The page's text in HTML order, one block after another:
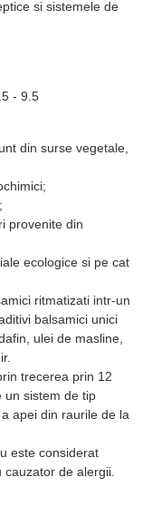
si sistemele de
- 9.5
din surse vegetale,
provenite din
ecologice si pe cat
ritmatizati intr-un
balsamici unici
ulei de masline,
trecerea prin 12
un sistem de tip
apei din raurile de la
este considerat
de alergii.